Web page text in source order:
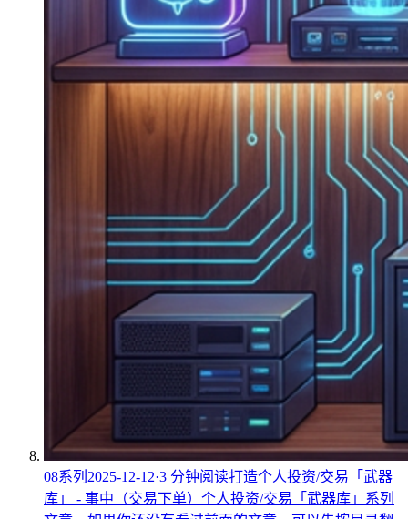
08系列 2025-12-12·3 分钟阅读打造个人投资/交易「武器
库」 - 事中（交易下单） 个人投资/交易「武器库」系列